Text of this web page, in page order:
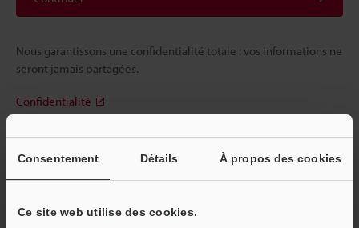
Consentement Détails À propos des cookies
Ce site web utilise des cookies.
Nous garantissons une confidentialité totale : vos informations ne
seront jamais partagées.
Confidentialité
Devis rapide